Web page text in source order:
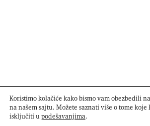
Koristimo kolačiće kako bismo vam obezbedili
na našem sajtu. Možete saznati više o tome
isključiti upodešavanjima.